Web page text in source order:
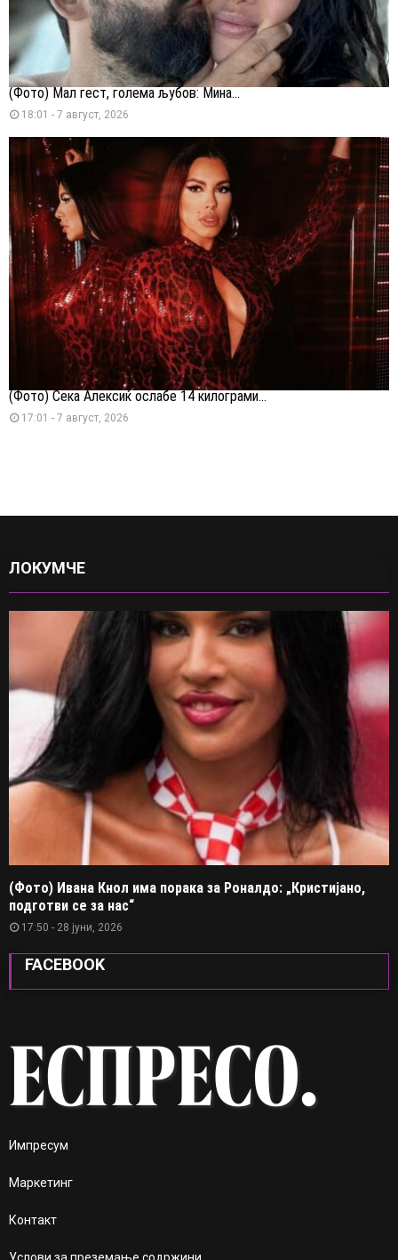
(Фото) Мал гест, голема љубов: Мина...
18:01 - 7 август, 2026
(Фото) Сека Алексиќ ослабе 14 килограми...
17:01 - 7 август, 2026
ЛОКУМЧЕ
(Фото) Ивана Кнол има порака за Роналдо: „Кристијано,
подготви се за нас“
17:50 - 28 јуни, 2026
FACEBOOK
Импресум
Маркетинг
Контакт
Услови за преземање содржини